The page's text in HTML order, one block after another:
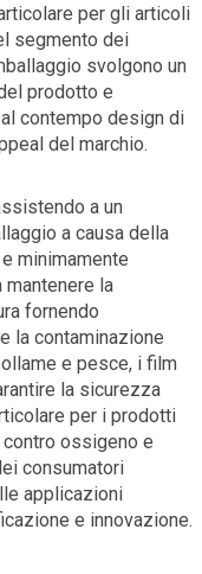
per gli articoli
segmento dei
svolgono un
prodotto e
contempo design di
del marchio.
a un
a causa della
minimamente
mantenere la
fornendo
la contaminazione
e pesce, i film
la sicurezza
per i prodotti
ossigeno e
consumatori
applicazioni
e innovazione.